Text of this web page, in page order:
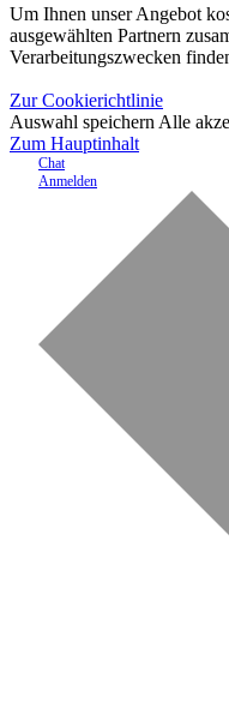
Um Ihnen unser Angebot
ausgewählten Partnern
Verarbeitungszwecken
Zur Cookierichtlinie
Auswahl speichern Alle
Zum Hauptinhalt
Chat
Anmelden